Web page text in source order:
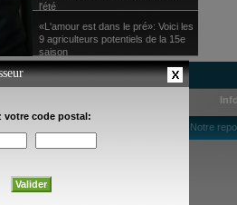
l'été
«L'amour est dans le pré»: Voici les
9 agriculteurs potentiels de la 15e
saison
Notre